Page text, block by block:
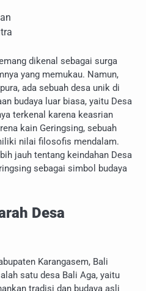
dikenal sebagai surga
yang memukau. Namun,
ada sebuah desa unik di
budaya luar biasa, yaitu Desa
terkenal karena keasrian
kain Geringsing, sebuah
nilai filosofis mendalam.
jauh tentang keindahan Desa
sebagai simbol budaya
Desa
Karangasem, Bali
satu desa Bali Aga, yaitu
tradisi dan budaya asli